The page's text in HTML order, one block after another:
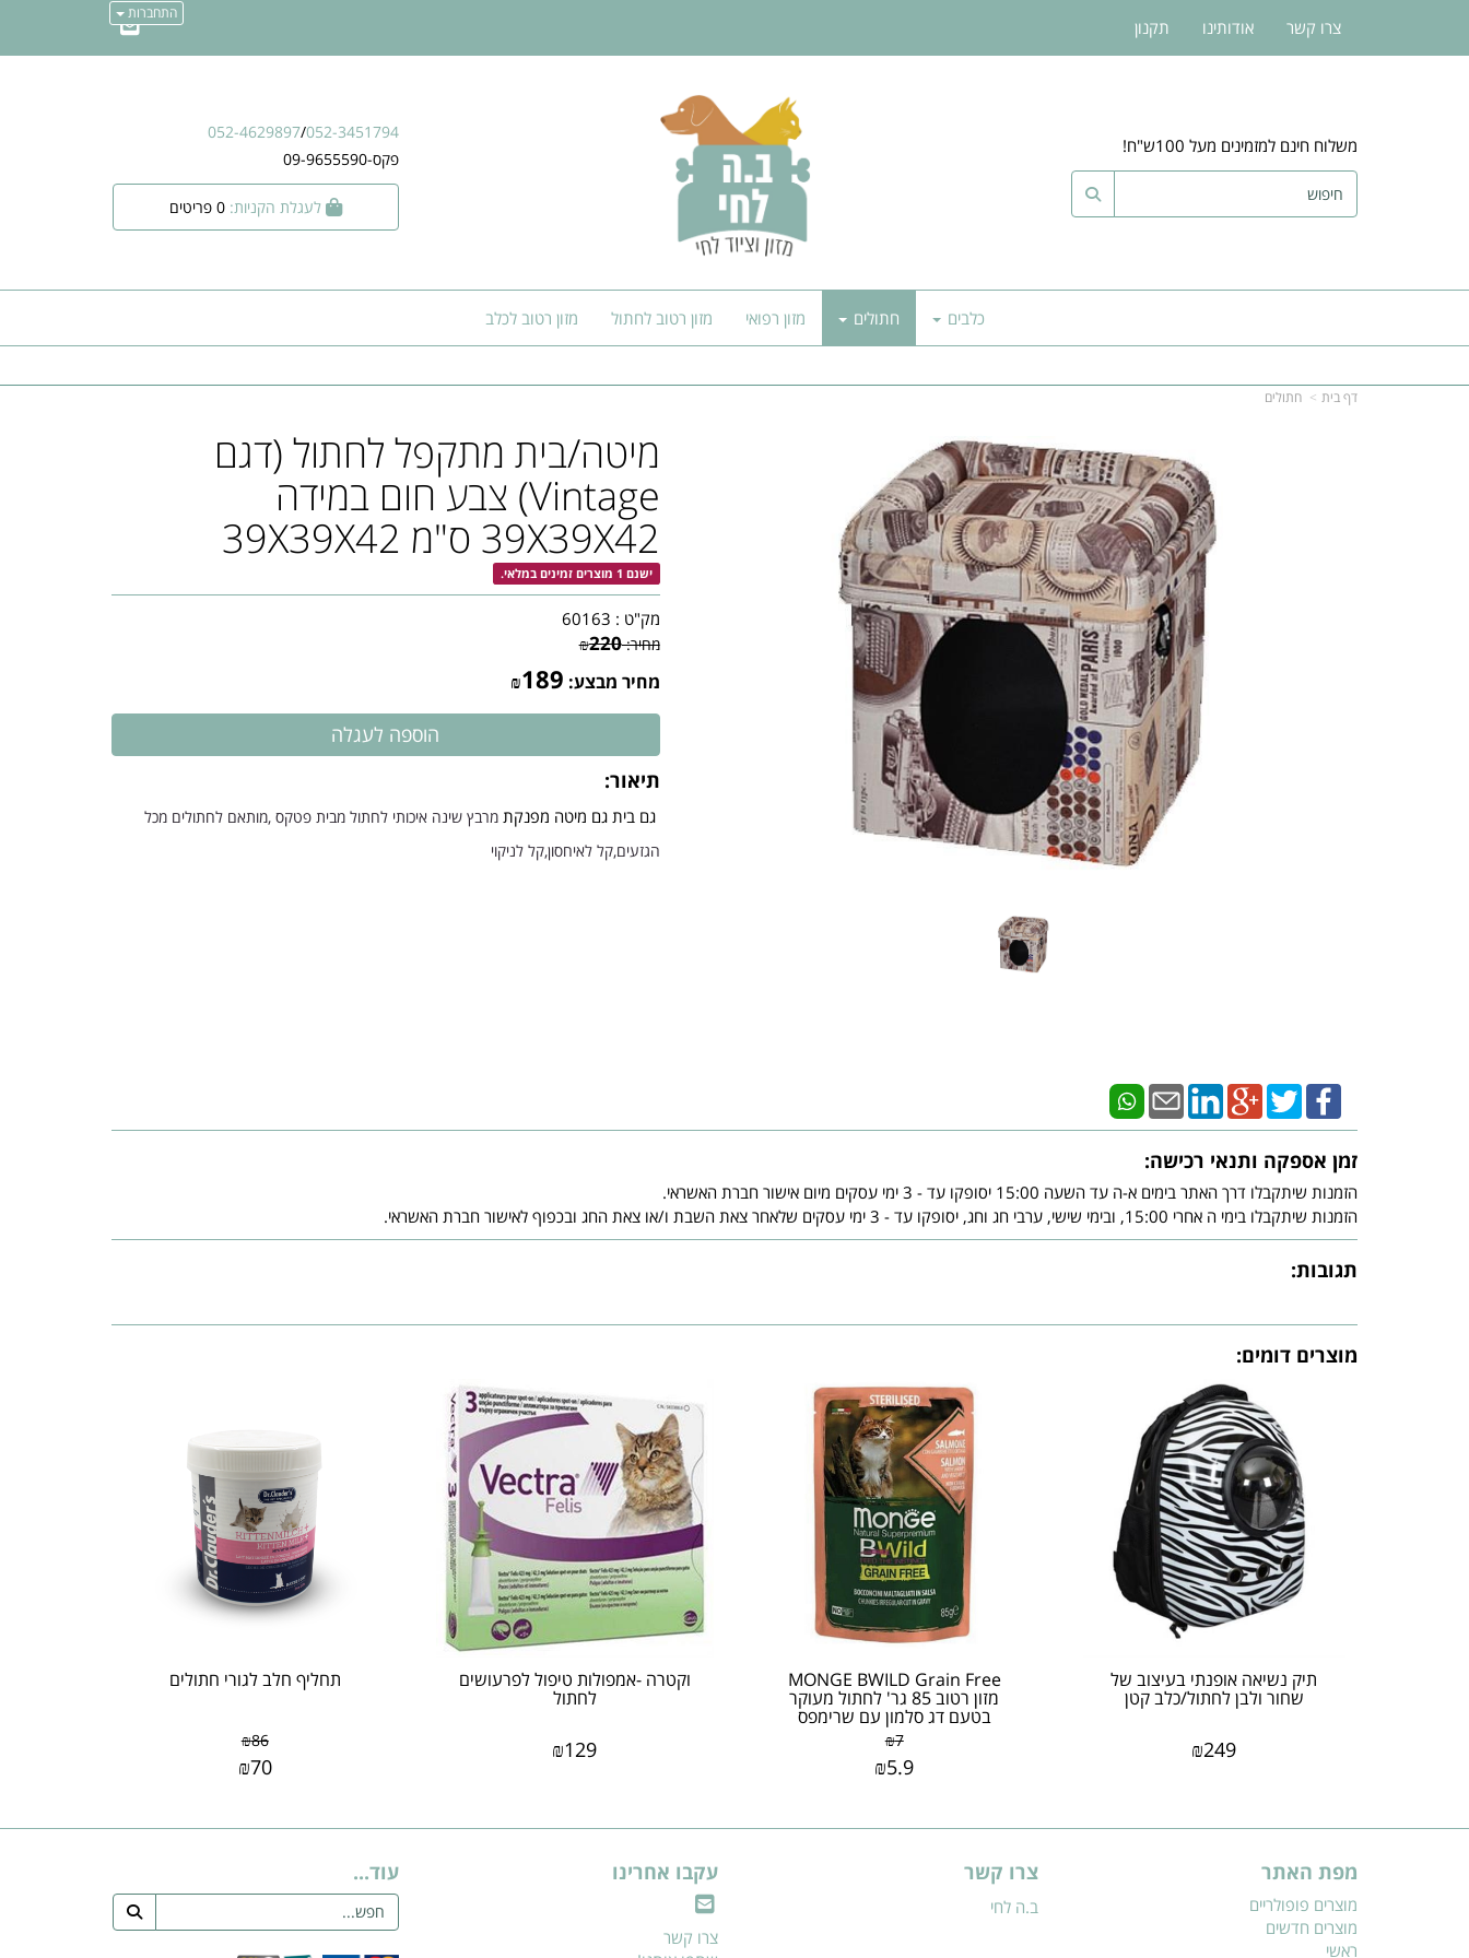
התחברות
משלוח חינם למזמינים מעל 100ש"ח!
052-4629897/052-3451794
פקס-09-9655590
0
כלבים חתולים מזון רפואי מזון רטוב לחתול מזון רטוב לכלב
צרו קשר אודותינו תקנון
דף בית חתולים
מיטה/בית מתקפל לחתול (דגם
Vintage) צבע חום במידה
39X39X42 ס"מ 39X39X42
ישנם 1 מוצרים זמינים במלאי.
מק"ט : 60163
מחיר: ₪220
מחיר מבצע: ₪189
תיאור:
גם בית גם מיטה מפנקתמרבץ שינה איכותי לחתול מבית פטקס ,מותאם לחתולים מכל
הגזעים,קל לאיחסון,קל לניקוי
זמן אספקה ותנאי רכישה:
הזמנות שיתקבלו דרך האתר בימים א-ה עד השעה 15:00 יסופקו עד - 3 ימי עסקים מיום אישור חברת האשראי.
הזמנות שיתקבלו בימי ה אחרי 15:00, ובימי שישי, ערבי חג וחג, יסופקו עד - 3 ימי עסקים שלאחר צאת השבת ו/או צאת החג ובכפוף לאישור חברת האשראי.
תגובות:
מוצרים דומים:
תיק נשיאה אופנתי בעיצוב של
שחור ולבן לחתול/כלב קטן
₪249
MONGE BWILD Grain Free
מזון רטוב 85 גר' לחתול מעוקר
בטעם דג סלמון עם שרימפס
₪7
₪5.9
וקטרה -אמפולות טיפול לפרעושים
לחתול
₪129
תחליף חלב לגורי חתולים
₪86
₪70
מפת האתר
מוצרים פופולריים
מוצרים חדשים
ראשי
צרו קשר
ב.ה לחי
עקבו אחרינו
צרו קשר
עוד...